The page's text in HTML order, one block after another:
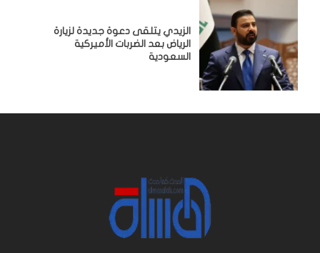
الزيدي يتلقى دعوة جديدة لزيارة
الرياض بعد الضربات الأميركية
السعودية